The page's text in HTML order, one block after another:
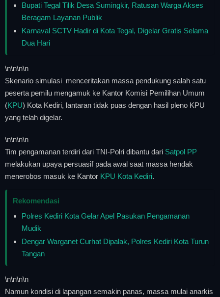
Bupati Tegal Tilik Desa Sumingkir, Ratusan Warga Akses
Beragam Layanan Publik
Karnaval SCTV Hadir di Kota Tegal, Digelar Gratis Selama
Dua Hari
\n\n\n\n
Skenario simulasi menceritakan massa pendukung salah satu
peserta pemilu mengamuk ke Kantor Komisi Pemilihan Umum
(KPU) Kota Kediri, lantaran tidak puas dengan hasil pleno KPU
yang telah digelar.
\n\n\n\n
Tim pengamanan terdiri dari TNI-Polri dibantu dari Satpol PP
melakukan upaya persuasif pada awal saat massa hendak
menerobos masuk ke Kantor KPU Kota Kediri.
Rekomendasi
Polres Kediri Kota Gelar Apel Pasukan Pengamanan
Mudik
Dengar Warganet Curhat Dipalak, Polres Kediri Kota Turun
Tangan
\n\n\n\n
Namun kondisi di lapangan semakin panas, massa mulai anarkis